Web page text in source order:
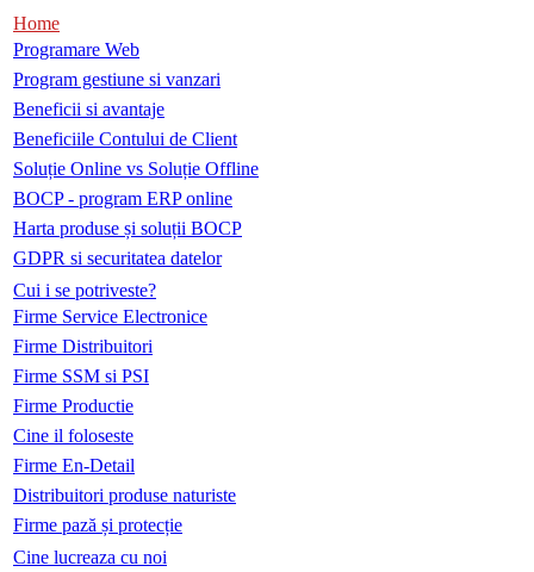
Home
Programare Web
Program gestiune si vanzari
Beneficii si avantaje
Beneficiile Contului de Client
Soluție Online vs Soluție Offline
BOCP - program ERP online
Harta produse și soluții BOCP
GDPR si securitatea datelor
Cui i se potriveste?
Firme Service Electronice
Firme Distribuitori
Firme SSM si PSI
Firme Productie
Cine il foloseste
Firme En-Detail
Distribuitori produse naturiste
Firme pază și protecție
Cine lucreaza cu noi